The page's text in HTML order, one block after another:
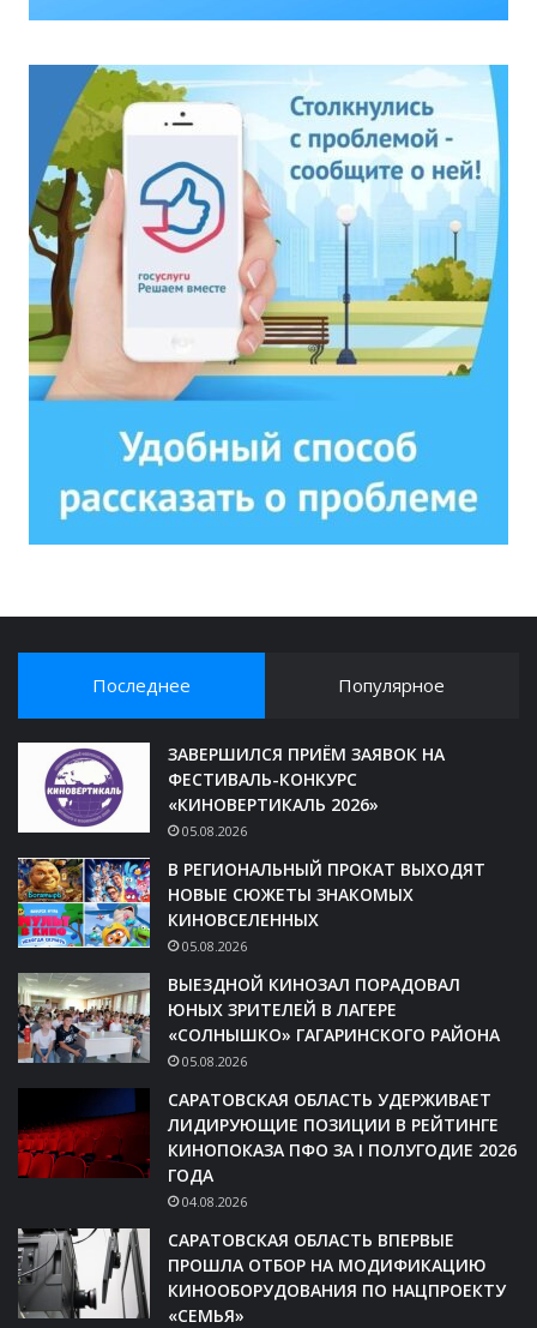
Последнее Популярное
ЗАВЕРШИЛСЯ ПРИЁМ ЗАЯВОК НА
ФЕСТИВАЛЬ-КОНКУРС
«КИНОВЕРТИКАЛЬ 2026»
05.08.2026
В РЕГИОНАЛЬНЫЙ ПРОКАТ ВЫХОДЯТ
НОВЫЕ СЮЖЕТЫ ЗНАКОМЫХ
КИНОВСЕЛЕННЫХ
05.08.2026
ВЫЕЗДНОЙ КИНОЗАЛ ПОРАДОВАЛ
ЮНЫХ ЗРИТЕЛЕЙ В ЛАГЕРЕ
«СОЛНЫШКО» ГАГАРИНСКОГО РАЙОНА
05.08.2026
САРАТОВСКАЯ ОБЛАСТЬ УДЕРЖИВАЕТ
ЛИДИРУЮЩИЕ ПОЗИЦИИ В РЕЙТИНГЕ
КИНОПОКАЗА ПФО ЗА I ПОЛУГОДИЕ 2026
ГОДА
04.08.2026
САРАТОВСКАЯ ОБЛАСТЬ ВПЕРВЫЕ
ПРОШЛА ОТБОР НА МОДИФИКАЦИЮ
КИНООБОРУДОВАНИЯ ПО НАЦПРОЕКТУ
«СЕМЬЯ»